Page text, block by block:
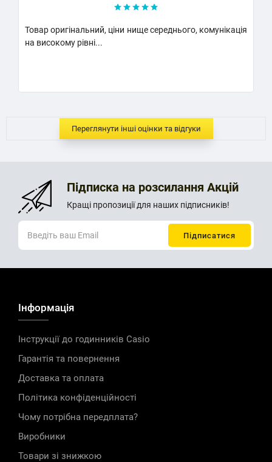
Товар оригінальний, ціни нище середнього, комунікація
на високому рівні...
Переглянути інші оцінки та відгуки
Підписка на розсилання Акцій
Кращі пропозиції для наших підписників!
Інформація
Інструкції до годинників Casio
Гарантія та повернення
Доставка та оплата
Політика конфіденційності
Чому потрібна передплата?
Виробники
Товари зі знижкою